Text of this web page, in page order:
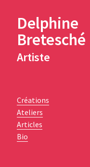
Delphine
Bretesché
Artiste
Créations
Ateliers
Articles
Bio